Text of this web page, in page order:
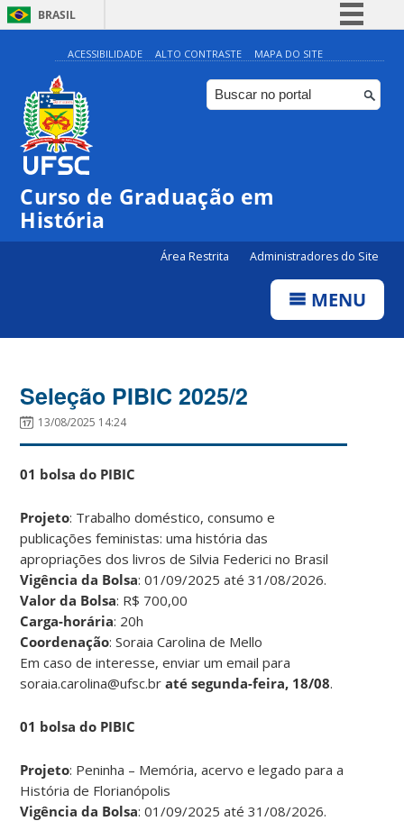
BRASIL
Simplifique!
Comunica BR
Participe
Canais
ACESSIBILIDADE ALTO CONTRASTE MAPA DO SITE
Curso de Graduação em
História
Área Restrita Administradores do Site
MENU
Seleção PIBIC 2025/2
13/08/2025 14:24
01 bolsa do PIBIC
Projeto: Trabalho doméstico, consumo e
publicações feministas: uma história das
apropriações dos livros de Silvia Federici no Brasil
Vigência da Bolsa: 01/09/2025 até 31/08/2026.
Valor da Bolsa: R$ 700,00
Carga-horária: 20h
Coordenação: Soraia Carolina de Mello
Em caso de interesse, enviar um email para
soraia.carolina@ufsc.braté segunda-feira, 18/08.
01 bolsa do PIBIC
Projeto: Peninha – Memória, acervo e legado para a
História de Florianópolis
Vigência da Bolsa: 01/09/2025 até 31/08/2026.